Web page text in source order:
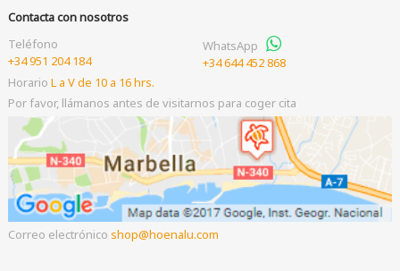
Contacta con nosotros
Teléfono
+34 951 204 184
WhatsApp
+34 644 452 868
Horario L a V de 10 a 16 hrs.
Por favor, llámanos antes de visitarnos para coger cita
Correo electrónico shop hoenalu.com